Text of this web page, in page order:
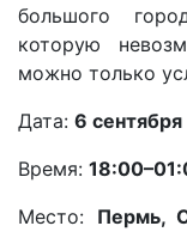
большого
которую
можно только
Дата: 6 сентября
Время:
Место: Пермь,